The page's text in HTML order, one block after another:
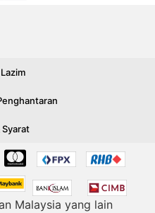
Syarat
Malaysia yang lain